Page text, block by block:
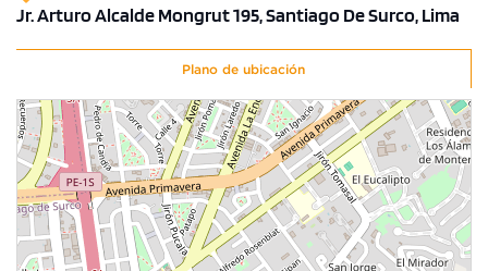
Jr. Arturo Alcalde Mongrut 195, Santiago De Surco, Lima
Plano de ubicación